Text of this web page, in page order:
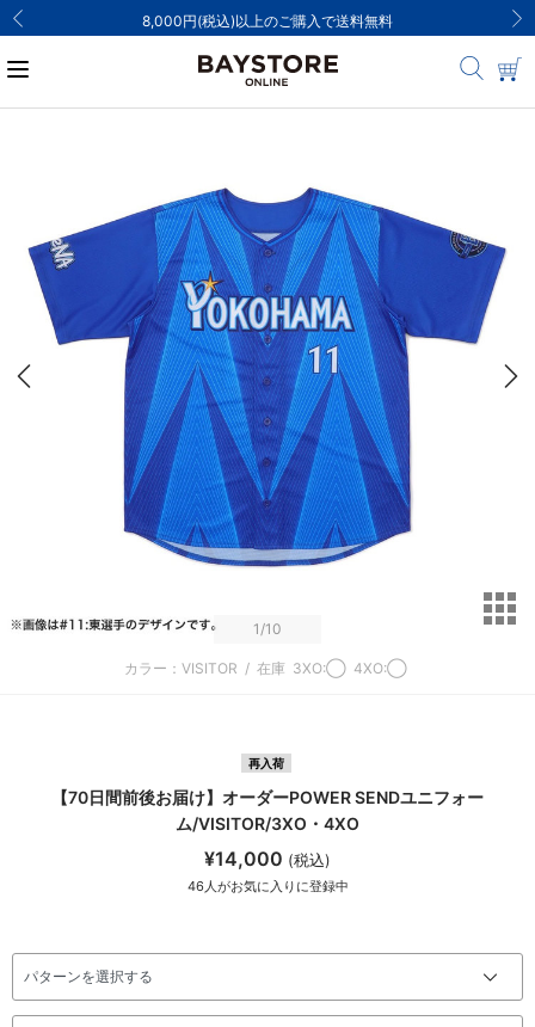
8,000円(税込)以上のご購入で送料無料
1/10
カラー：VISITOR / 在庫 3XO:◯ 4XO:◯
再入荷
【70日間前後お届け】オーダーPOWER SENDユニフォー
ム/VISITOR/3XO・4XO
¥14,000 (税込)
46 人がお気に入りに登録中